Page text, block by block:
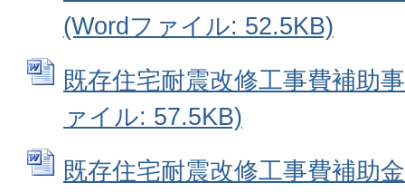
(Wordファイル: 52.5KB)
既存住宅耐震改修工事費補助
ァイル: 57.5KB)
既存住宅耐震改修工事費補助